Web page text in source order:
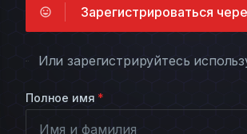
Зарегистрироваться
Или зарегистрируйтесь
Полное имя *